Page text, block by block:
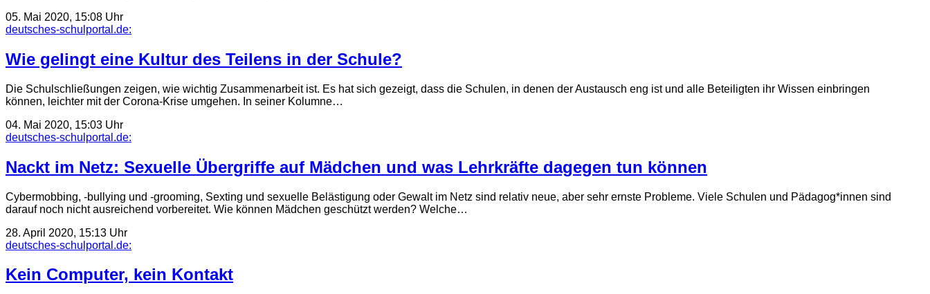
05. Mai 2020, 15:08 Uhr
deutsches-schulportal.de:
Wie gelingt eine Kultur des Teilens in der Schule?
Die Schulschließungen zeigen, wie wichtig Zusammenarbeit ist. Es hat sich gezeigt, dass die Schulen, in denen der Austausch eng ist und alle Beteiligten ihr Wissen einbringen
können, leichter mit der Corona-Krise umgehen. In seiner Kolumne…
04. Mai 2020, 15:03 Uhr
deutsches-schulportal.de:
Nackt im Netz: Sexuelle Über­griffe auf Mädchen und was Lehrkräfte dagegen tun können
Cybermobbing, -bullying und -grooming, Sexting und sexuelle Belästigung oder Gewalt im Netz sind relativ neue, aber sehr ernste Probleme. Viele Schulen und Pädagog*innen sind
darauf noch nicht ausreichend vorbereitet. Wie können Mädchen geschützt werden? Welche…
28. April 2020, 15:13 Uhr
deutsches-schulportal.de:
Kein Computer, kein Kontakt